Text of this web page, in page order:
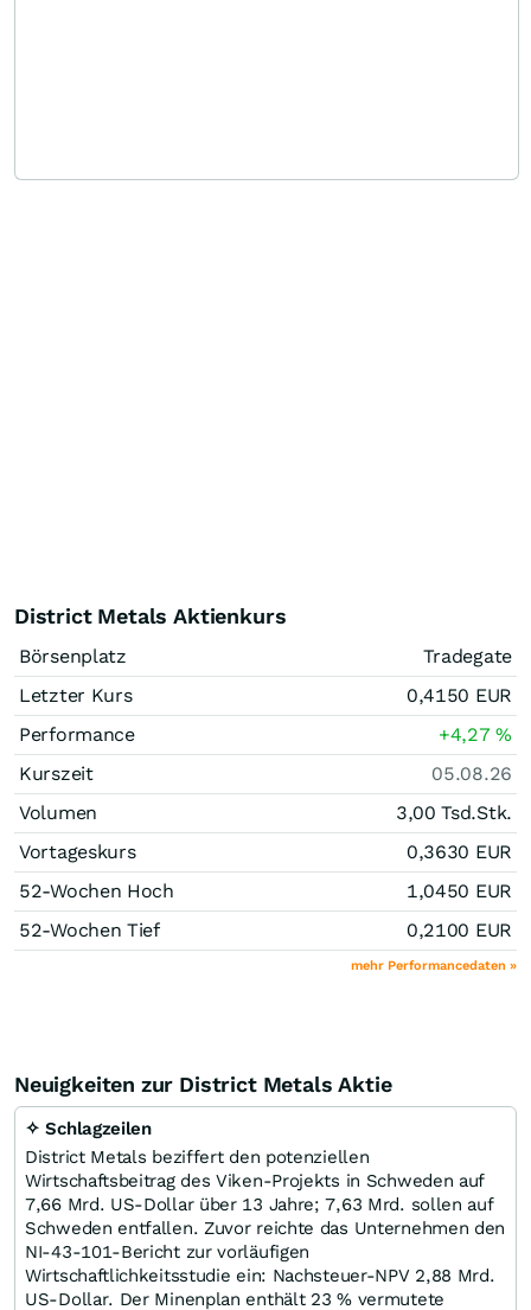
District Metals Aktienkurs
Börsenplatz
Tradegate
Letzter Kurs
0,4150 EUR
Performance
+4,27%
Kurszeit
05.08.26
Volumen
3,00 Tsd.Stk.
Vortageskurs
0,3630 EUR
52-Wochen Hoch
1,0450 EUR
52-Wochen Tief
0,2100 EUR
mehr Performancedaten »
Neuigkeiten zur District Metals Aktie
✧ Schlagzeilen
District Metals beziffert den potenziellen
Wirtschaftsbeitrag des Viken-Projekts in Schweden auf
7,66 Mrd. US-Dollar über 13 Jahre; 7,63 Mrd. sollen auf
Schweden entfallen. Zuvor reichte das Unternehmen den
NI-43-101-Bericht zur vorläufigen
Wirtschaftlichkeitsstudie ein: Nachsteuer-NPV 2,88 Mrd.
US-Dollar. Der Minenplan enthält 23 % vermutete